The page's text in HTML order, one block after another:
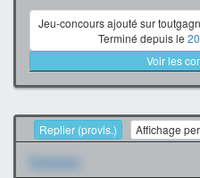
Jeu-concours ajouté sur
Terminé depuis le
Voir les
Replier (provis.) Affichage
Xxxxxxx